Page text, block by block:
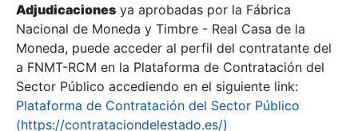
Adjudicaciones ya aprobadas por la Fábrica
Nacional de Moneda y Timbre - Real Casa de la
Moneda, puede acceder al perfil del contratante del
a FNMT-RCM en la Plataforma de Contratación del
Sector Público accediendo en el siguiente link:
Plataforma de Contratación del Sector Público
(https://contrataciondelestado.es/)